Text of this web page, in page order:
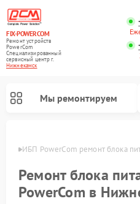
FIX-POWERCOM
Ремонт устройств
PowerCom
Специализированный
cервисный центр г.
Нижнекамск
Мы ремонтируем
ИБП PowerCom ремонт блока
Ремонт блока
PowerCom в